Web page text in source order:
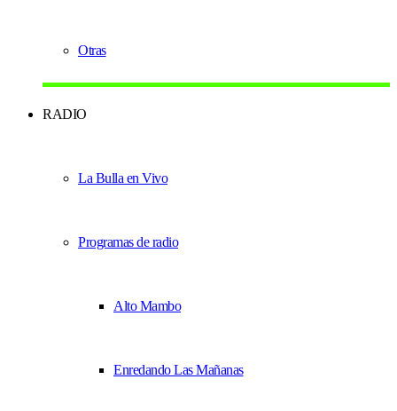
Otras
RADIO
La Bulla en Vivo
Programas de radio
Alto Mambo
Enredando Las Mañanas